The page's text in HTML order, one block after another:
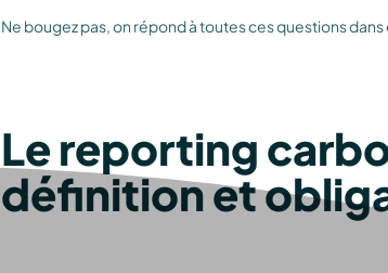
Ne bougez pas, on répond à toutes ces questions
Le reporting
définition et